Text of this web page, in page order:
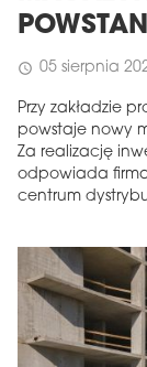
schedule 05 sierpnia
Przy zakładzie
powstaje nowy
Za realizację
odpowiada
centrum